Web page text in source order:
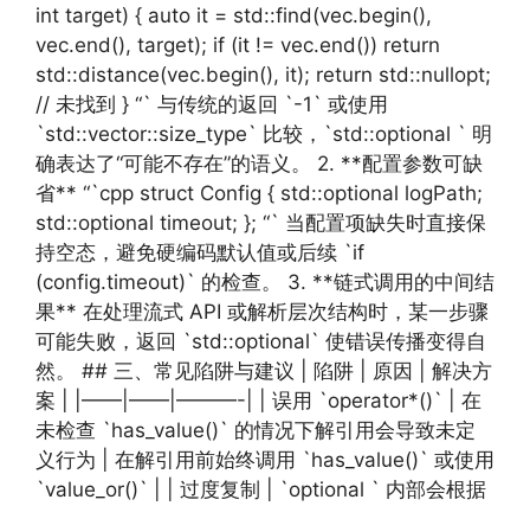
int target) { auto it = std::find(vec.begin(),
vec.end(), target); if (it != vec.end()) return
std::distance(vec.begin(), it); return std::nullopt;
// 未找到 } “` 与传统的返回 `-1` 或使用
`std::vector::size_type` 比较，`std::optional ` 明
确表达了“可能不存在”的语义。 2. **配置参数可缺
省** “`cpp struct Config { std::optional logPath;
std::optional timeout; }; “` 当配置项缺失时直接保
持空态，避免硬编码默认值或后续 `if
(config.timeout)` 的检查。 3. **链式调用的中间结
果** 在处理流式 API 或解析层次结构时，某一步骤
可能失败，返回 `std::optional` 使错误传播变得自
然。 ## 三、常见陷阱与建议 | 陷阱 | 原因 | 解决方
案 | |——|——|———-| | 误用 `operator*()` | 在
未检查 `has_value()` 的情况下解引用会导致未定
义行为 | 在解引用前始终调用 `has_value()` 或使用
`value_or()` | | 过度复制 | `optional ` 内部会根据